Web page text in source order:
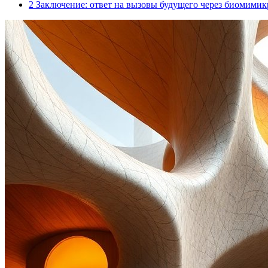
2 Заключение: ответ на вызовы будущего через